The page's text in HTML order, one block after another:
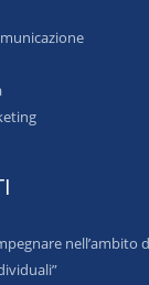
nell’ambito